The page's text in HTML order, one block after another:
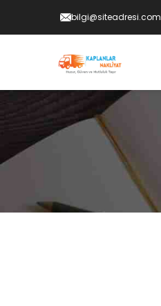
bilgi@siteadresi.com